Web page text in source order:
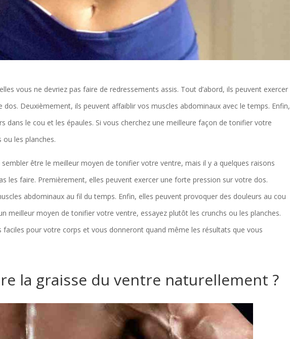
vous ne devriez pas faire de redressements assis. Tout d’abord, ils peuvent exercer
Deuxièmement, ils peuvent affaiblir vos muscles abdominaux avec le temps. Enfin,
dans le cou et les épaules. Si vous cherchez une meilleure façon de tonifier votre
les planches.
être le meilleur moyen de tonifier votre ventre, mais il y a quelques raisons
les faire. Premièrement, elles peuvent exercer une forte pression sur votre dos.
abdominaux au fil du temps. Enfin, elles peuvent provoquer des douleurs au cou
meilleur moyen de tonifier votre ventre, essayez plutôt les crunchs ou les planches.
faciles pour votre corps et vous donneront quand même les résultats que vous
la graisse du ventre naturellement ?